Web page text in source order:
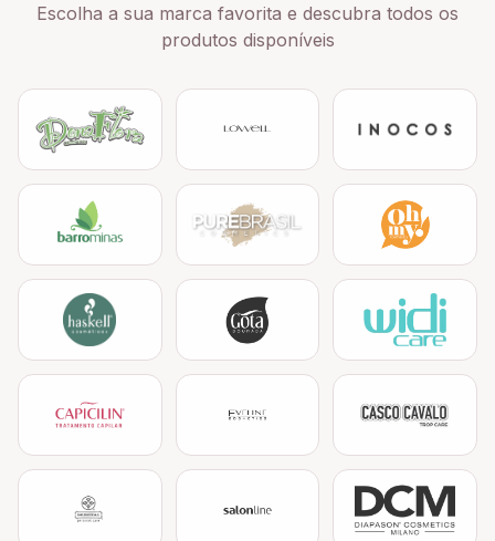
Escolha a sua marca favorita e descubra todos os
produtos disponíveis